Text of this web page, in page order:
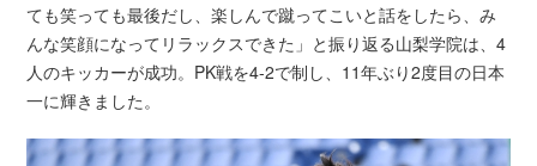
ても笑っても最後だし、楽しんで蹴ってこいと話をしたら、み
んな笑顔になってリラックスできた」と振り返る山梨学院は、4
人のキッカーが成功。PK戦を4-2で制し、11年ぶり2度目の日本
一に輝きました。